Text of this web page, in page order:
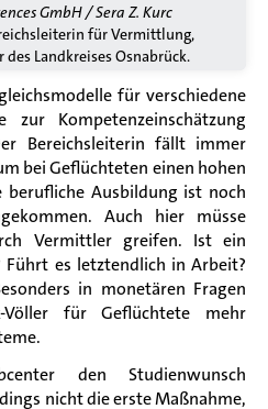
GmbH / Sera Z. Kurc
für Vermittlung,
Landkreises Osnabrück.
für verschiedene
zur Kompetenzeinschätzung
Bereichsleiterin fällt immer
bei Geflüchteten einen hohen
Ausbildung ist noch
Auch hier müsse
Vermittler greifen. Ist ein
es letztendlich in Arbeit?
in monetären Fragen
Völler für Geflüchtete mehr
den Studienwunsch
nicht die erste Maßnahme,